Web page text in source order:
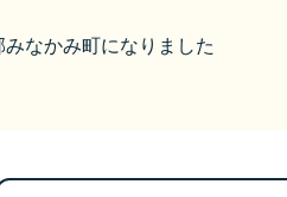
なかみ町になりました